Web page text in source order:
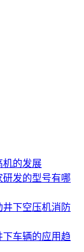
机的发展
发的型号有哪
下空压机消防
车辆的应用趋